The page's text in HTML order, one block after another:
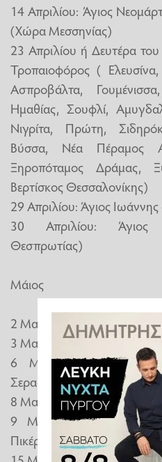
14 Απριλίου: Άγιος
(Χώρα Μεσσηνίας)
23 Απριλίου ή Δευτέρα
Τροπαιοφόρος (
Ασπροβάλτα,
Ημαθίας, Σουφλί,
Νιγρίτα, Πρώτη,
Βύσσα, Νέα Πέραμος
Ξηροπόταμος Δράμας,
Βερτίσκος Θεσσαλονίκης)
29 Απριλίου: Άγιος
30 Απριλίου: Άγιος
Θεσπρωτίας)
Μάιος
2 Μαΐου: Άγιος Αθανάσιος
3 Μαΐου: Άγιος Πέτρος
6 Μαΐου ή Κυριακή
Σεραφείμ, Δομβούς
8 Μαΐου: Άγιος Αρσένιος
9 Μαΐου: Άγιος
Πικέρμι)